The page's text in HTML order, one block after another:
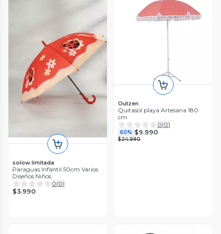
solow limitada
Paraguas Infantil 50cm Varios
Diseños Niños
0(0)
$3.990
Outzen
Quitasol playa Artesana 180
cm
0(0)
60% $9.990
$24.990